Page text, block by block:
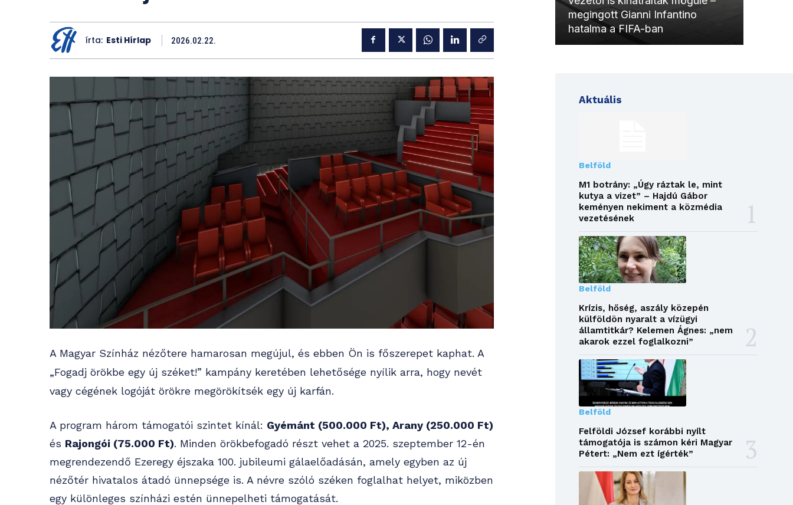
írta: Esti Hírlap 2026.02.22.
A Magyar Színház nézőtere hamarosan megújul, és ebben Ön is főszerepet kaphat. A
„Fogadj örökbe egy új széket!” kampány keretében lehetősége nyílik arra, hogy nevét
vagy cégének logóját örökre megörökítsék egy új karfán.
A program három támogatói szintet kínál: Gyémánt (500.000 Ft), Arany (250.000 Ft)
és Rajongói (75.000 Ft). Minden örökbefogadó részt vehet a 2025. szeptember 12-én
megrendezendő Ezeregy éjszaka 100. jubileumi gálaelőadásán, amely egyben az új
nézőtér hivatalos átadó ünnepsége is. A névre szóló széken foglalhat helyet, miközben
egy különleges színházi estén ünnepelheti támogatását.
megingott Gianni Infantino
hatalma a FIFA-ban
Aktuális
Belföld
M1 botrány: „Úgy ráztak le, mint
kutya a vizet” – Hajdú Gábor
keményen nekiment a közmédia
vezetésének
Belföld
Krízis, hőség, aszály közepén
külföldön nyaralt a vízügyi
államtitkár? Kelemen Ágnes: „nem
akarok ezzel foglalkozni”
Belföld
Felföldi József korábbi nyílt
támogatója is számon kéri Magyar
Pétert: „Nem ezt ígérték”